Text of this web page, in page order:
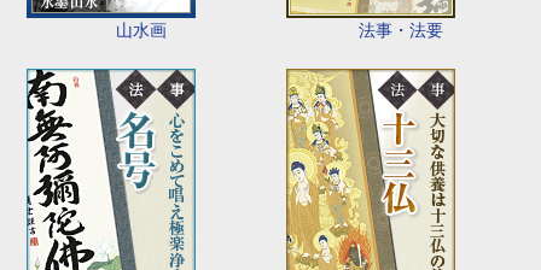
山水画 法事・法要